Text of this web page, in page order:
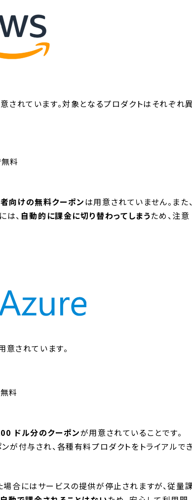
されています。対象となるプロダクトはそれぞれ
料
向けの無料クーポンは用意されていません。また
は、 自動的に課金に切り替わってしまうため、注意
されています。
料
ドル分のクーポンが用意されていることです。
が付与され、各種有料プロダクトをトライアルで
合にはサービスの提供が停止されますが、従量